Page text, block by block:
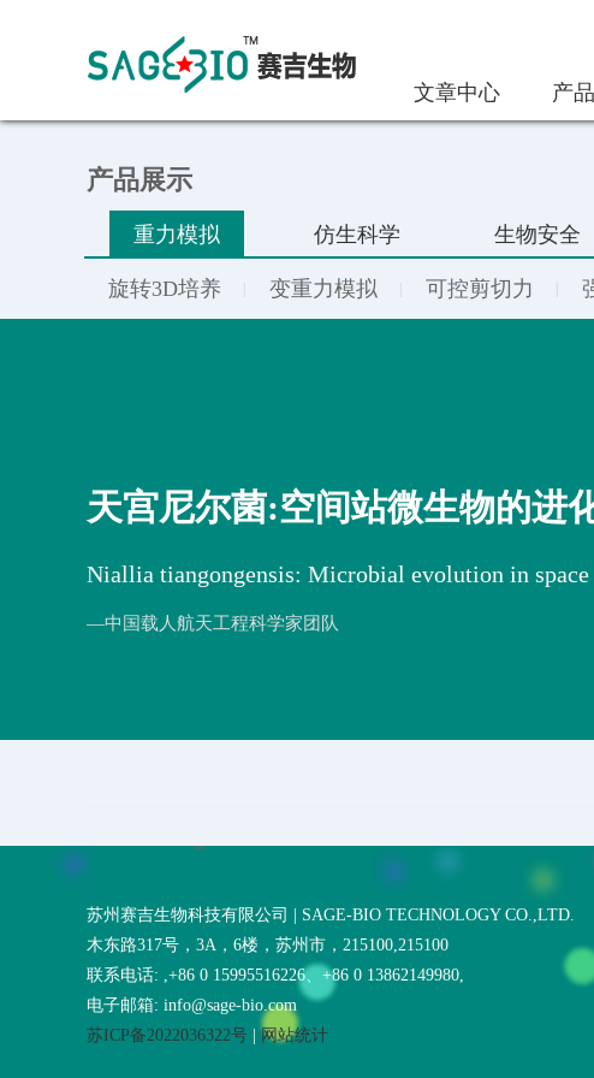
文章中心 产
产品展示
重力模拟
旋转3D培养 变重力模拟 可控剪切力
仿生科学 生物安全
天宫尼尔菌:空间站微生物的进
Niallia tiangongensis: Microbial evolution in
—中国载人航天工程科学家团队
苏州赛吉生物科技有限公司 | SAGE-BIO TECHNOLOGY CO.,LTD.
木东路317号，3A，6楼，苏州市，215100,215100
联系电话: ,+86 0 15995516226、+86 0 13862149980,
电子邮箱: info@sage-bio.com
苏ICP备2022036322号
网站统计